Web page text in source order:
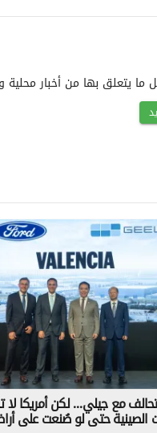
يتعلق بها من أخبار محلية و
مع جيلي... لكن أمريكا لا